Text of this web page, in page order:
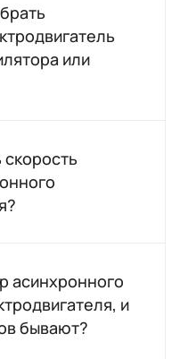
или
скорость
асинхронного
и
бывают?